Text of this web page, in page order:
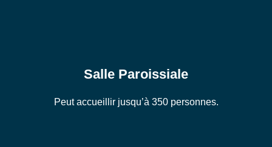
Salle Paroissiale
Peut accueillir jusqu’à 350 personnes.